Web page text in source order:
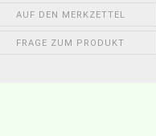
AUF DEN MERKZETTEL
FRAGE ZUM PRODUKT